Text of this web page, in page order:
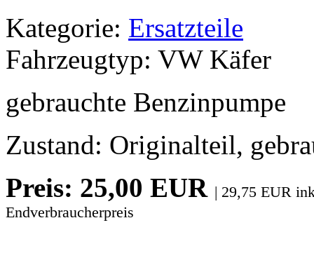
Kategorie: Ersatzteile
Fahrzeugtyp: VW Käfer
gebrauchte Benzinpumpe
Zustand: Originalteil,
Preis: 25,00 EUR | 29,75 EUR
Endverbraucherpreis